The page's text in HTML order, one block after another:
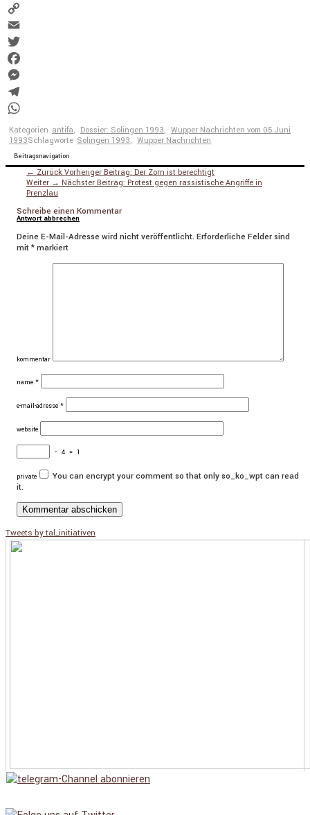
Copy
Link
Email
Twitter
Facebook
Messenger
Telegram
WhatsApp
Kategorien antifa, Dossier: Solingen 1993, Wupper Nachrichten vom 05.Juni
1993Schlagworte Solingen 1993, Wupper Nachrichten
Beitragsnavigation
← Zurück Vorheriger Beitrag: Der Zorn ist berechtigt
Weiter → Nächster Beitrag: Protest gegen rassistische Angriffe in
Prenzlau
Schreibe einen Kommentar
Antwort abbrechen
Deine E-Mail-Adresse wird nicht veröffentlicht. Erforderliche Felder sind
mit*markiert
kommentar
name *
e-mail-adresse *
website
− 4 = 1
private
You can encrypt your comment so that only so_ko_wpt can read
it.
Tweets by tal_initiativen